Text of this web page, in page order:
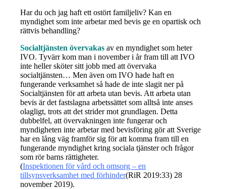
Har du och jag haft ett ostört familjeliv? Kan en
myndighet som inte arbetar med bevis ge en opartisk och
rättvis behandling?
Socialtjänsten övervakas av en myndighet som heter
IVO. Tyvärr kom man i november i år fram till att IVO
inte heller sköter sitt jobb med att övervaka
socialtjänsten… Men även om IVO hade haft en
fungerande verksamhet så hade de inte slagit ner på
Socialtjänsten för att arbeta utan bevis. Att arbeta utan
bevis är det fastslagna arbetssättet som alltså inte anses
olagligt, trots att det strider mot grundlagen. Detta
dubbelfel, att övervakningen inte fungerar och
myndigheten inte arbetar med bevisföring gör att Sverige
har en lång väg framför sig för att komma fram till en
fungerande myndighet kring sociala tjänster och frågor
som rör barns rättigheter.
(Inspektionen för vård och omsorg – en
tillsynsverksamhet med förhinder(RiR 2019:33) 28
november 2019).